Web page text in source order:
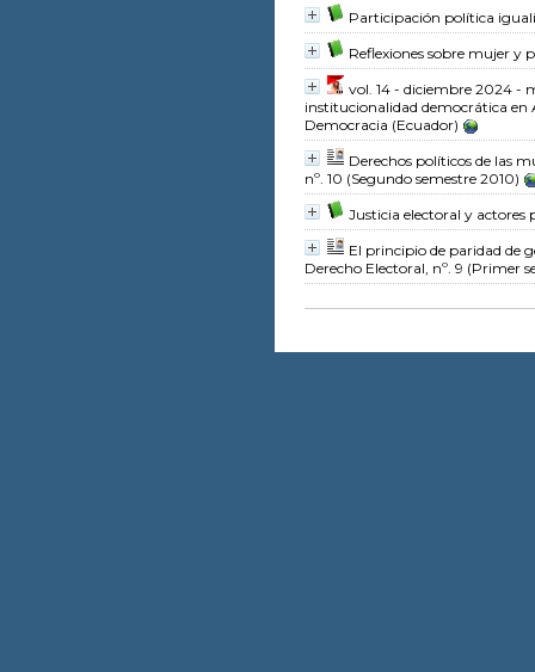
Participación política
Reflexiones sobre mujer y
vol. 14 - diciembre 2024 -
institucionalidad democrática en
Democracia (Ecuador)
Derechos políticos de las
nº. 10 (Segundo semestre 2010)
Justicia electoral y actores
El principio de paridad de
Derecho Electoral, nº. 9 (Primer